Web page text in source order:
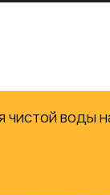
воды